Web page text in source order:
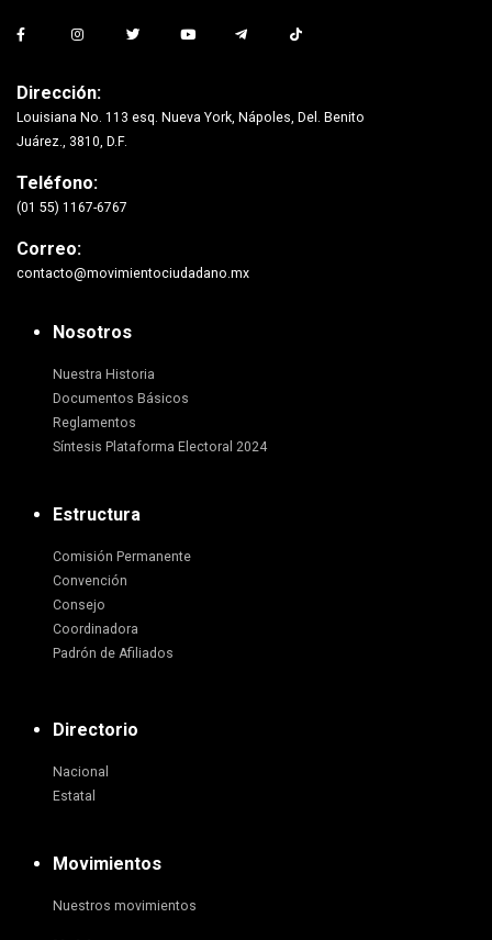
Dirección:
Louisiana No. 113 esq. Nueva York, Nápoles, Del. Benito
Juárez., 3810, D.F.
Teléfono:
(01 55) 1167-6767
Correo:
contacto@movimientociudadano.mx
Nosotros
Nuestra Historia
Documentos Básicos
Reglamentos
Síntesis Plataforma Electoral 2024
Estructura
Comisión Permanente
Convención
Consejo
Coordinadora
Padrón de Afiliados
Directorio
Nacional
Estatal
Movimientos
Nuestros movimientos